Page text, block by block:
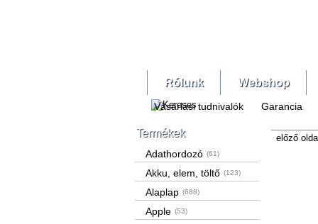
Rólunk Webshop
Vásárlási tudnivalók Garancia
Termékek
Adathordozó (61)
Akku, elem, töltő (123)
Alaplap (688)
Apple (53)
előző